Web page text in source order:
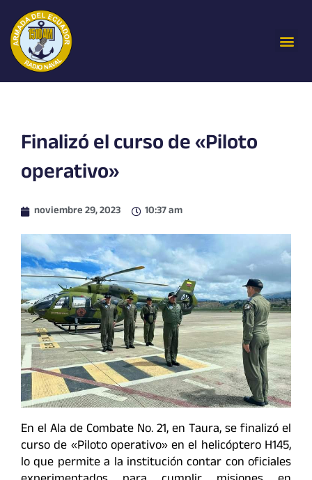
contenido
Finalizó el curso de «Piloto
operativo»
noviembre 29, 2023 10:37 am
En el Ala de Combate No. 21, en Taura, se finalizó el
curso de «Piloto operativo» en el helicóptero H145,
lo que permite a la institución contar con oficiales